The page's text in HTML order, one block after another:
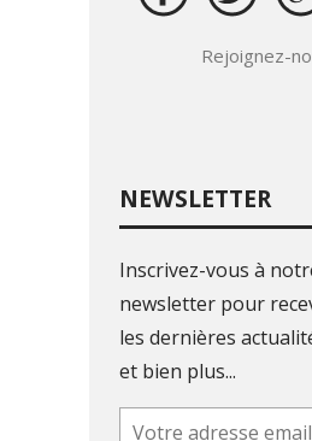
Rejoignez-
NEWSLETTER
Inscrivez-vous à
newsletter pour
les dernières
et bien plus...